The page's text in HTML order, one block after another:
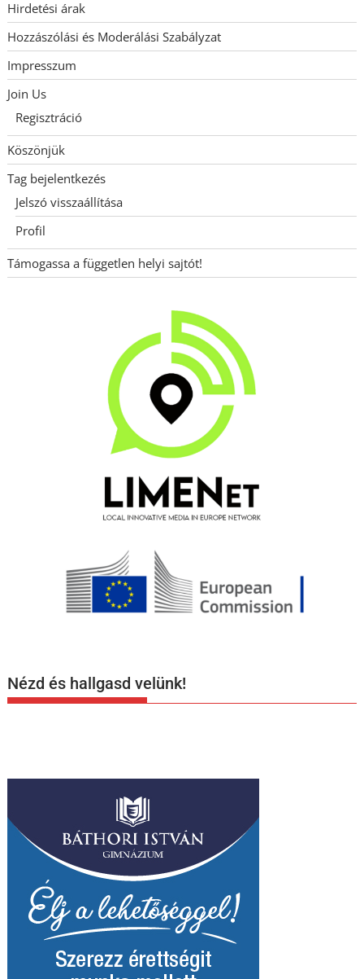
Hirdetési árak
Hozzászólási és Moderálási Szabályzat
Impresszum
Join Us
Regisztráció
Köszönjük
Tag bejelentkezés
Jelszó visszaállítása
Profil
Támogassa a független helyi sajtót!
Nézd és hallgasd velünk!